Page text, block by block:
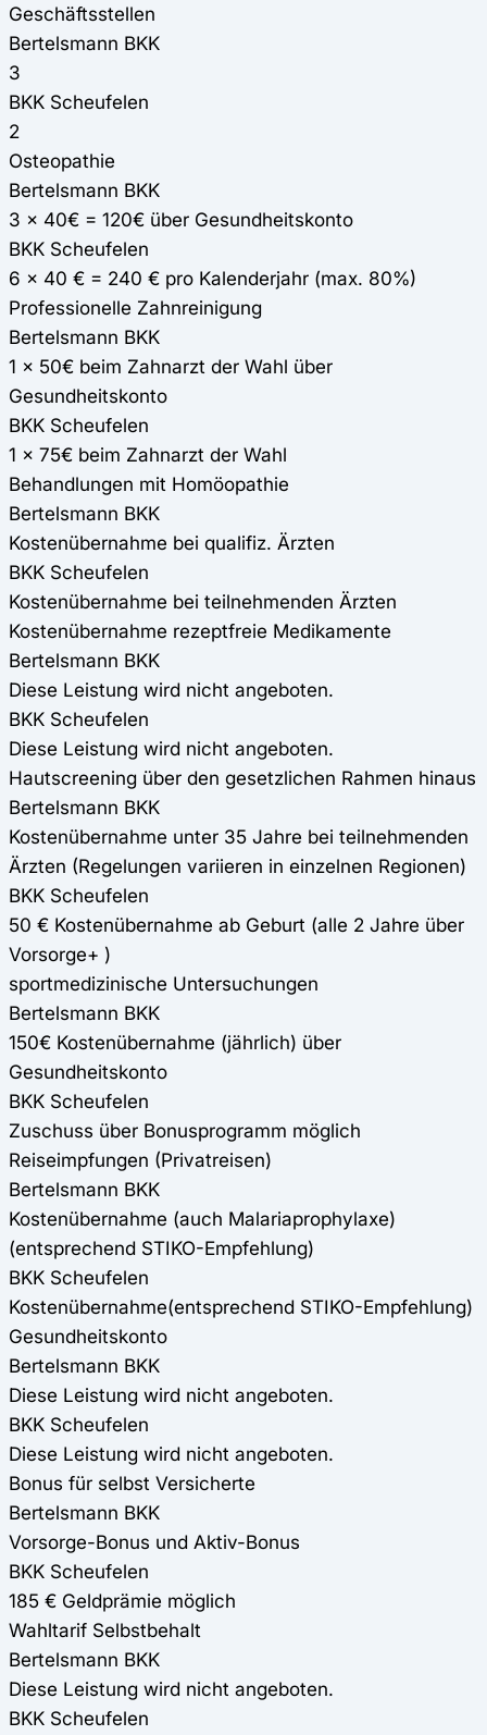
Geschäftsstellen
Bertelsmann BKK
3
BKK Scheufelen
2
Osteopathie
Bertelsmann BKK
3 x 40€ = 120€ über Gesundheitskonto
BKK Scheufelen
6 x 40 € = 240 € pro Kalenderjahr (max. 80%)
Professionelle Zahnreinigung
Bertelsmann BKK
1 x 50€ beim Zahnarzt der Wahl über
Gesundheitskonto
BKK Scheufelen
1 x 75€ beim Zahnarzt der Wahl
Behandlungen mit Homöopathie
Bertelsmann BKK
Kostenübernahme bei qualifiz. Ärzten
BKK Scheufelen
Kostenübernahme bei teilnehmenden Ärzten
Kostenübernahme rezeptfreie Medikamente
Bertelsmann BKK
Diese Leistung wird nicht angeboten.
BKK Scheufelen
Diese Leistung wird nicht angeboten.
Hautscreening über den gesetzlichen Rahmen hinaus
Bertelsmann BKK
Kostenübernahme unter 35 Jahre bei teilnehmenden
Ärzten (Regelungen variieren in einzelnen Regionen)
BKK Scheufelen
50 € Kostenübernahme ab Geburt (alle 2 Jahre über
Vorsorge+ )
sportmedizinische Untersuchungen
Bertelsmann BKK
150€ Kostenübernahme (jährlich) über
Gesundheitskonto
BKK Scheufelen
Zuschuss über Bonusprogramm möglich
Reiseimpfungen (Privatreisen)
Bertelsmann BKK
Kostenübernahme (auch Malariaprophylaxe)
(entsprechend STIKO-Empfehlung)
BKK Scheufelen
Kostenübernahme(entsprechend STIKO-Empfehlung)
Gesundheitskonto
Bertelsmann BKK
Diese Leistung wird nicht angeboten.
BKK Scheufelen
Diese Leistung wird nicht angeboten.
Bonus für selbst Versicherte
Bertelsmann BKK
Vorsorge-Bonus und Aktiv-Bonus
BKK Scheufelen
185 € Geldprämie möglich
Wahltarif Selbstbehalt
Bertelsmann BKK
Diese Leistung wird nicht angeboten.
BKK Scheufelen